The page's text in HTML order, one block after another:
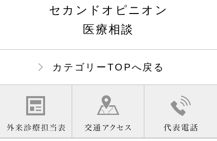
セカンドオピニオン
医療相談
カテゴリーTOPへ戻る